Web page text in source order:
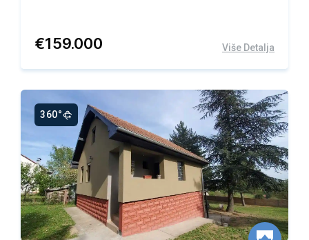
€159.000 Više Detalja
360°